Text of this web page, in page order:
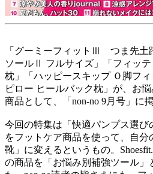
「グーミーフィットⅢ つま先土
ソールⅡ フルサイズ」「フィッ
枕」「ハッピースキップ Ｏ脚フ
ピロー ヒールバック枕」が、お
商品として、「non-no 9月号」に
今回の特集は「快適パンプス選び
をフットケア商品を使って、自
靴」に変えるというもの。
の商品を「お悩み別補強ツール」